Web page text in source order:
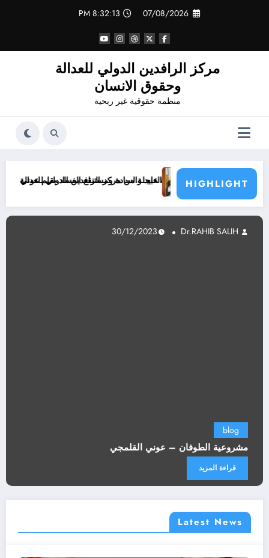
07/08/2026
8:32:15 PM
مركز الرافدين الدولي للعدالة
وحقوق الانسان
منظمة حقوقية غير ربحية
HIGHLIGHT
مركز الرافدين الدولي للعدالة وحقوق الانسان الى الامين العام للامم
ومستنقع الفساد بقلم عوني القلمجي رسالة الى
blog
مشروعية الطوفان – عوني القلمجي
قراءة المزيد
30/12/2023
Latest News